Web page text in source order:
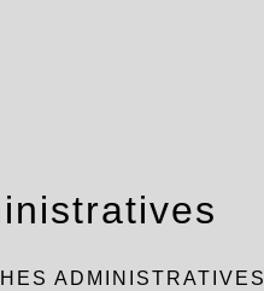
ADMINISTRATIVES